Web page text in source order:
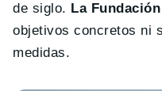
de siglo. La
objetivos concretos ni
medidas.